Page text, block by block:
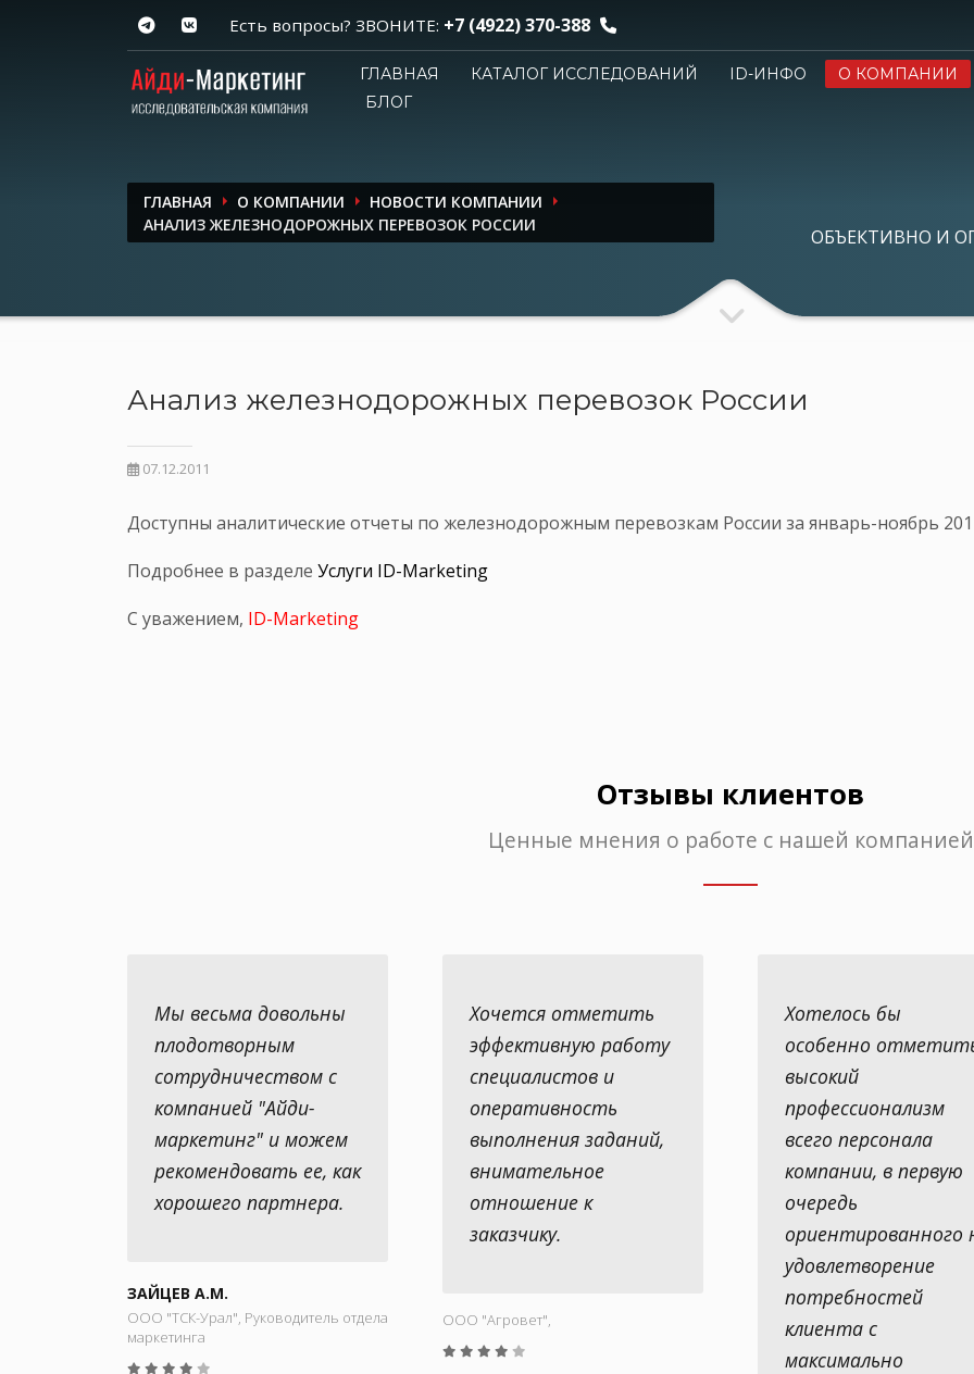
Есть вопросы? ЗВОНИТЕ: +7 (4922) 370-388
ГЛАВНАЯ КАТАЛОГ ИССЛЕДОВАНИЙ ID-ИНФО
О КОМПАНИИ
БЛОГ
ГЛАВНАЯ О КОМПАНИИ
НОВОСТИ КОМПАНИИ
АНАЛИЗ ЖЕЛЕЗНОДОРОЖНЫХ ПЕРЕВОЗОК РОССИИ
ОБЪЕКТИВНО И
Анализ железнодорожных перевозок России
07.12.2011
Доступны аналитические отчеты по железнодорожным перевозкам России за январь-ноябрь
Подробнее в разделе Услуги ID-Marketing
С уважением, ID-Marketing
Отзывы клиентов
Ценные мнения о работе с нашей компанией
Мы весьма довольны
плодотворным
сотрудничеством с
компанией "Айди-
маркетинг" и можем
рекомендовать ее, как
хорошего партнера.
ЗАЙЦЕВ А.М.
ООО "ТСК-Урал", Руководитель отдела
маркетинга
Хочется отметить
эффективную работу
специалистов и
оперативность
выполнения заданий,
внимательное
отношение к
заказчику.
ООО "Aгровет",
Хотелось бы
особенно
высокий
профессионализм
всего персонала
компании, в первую
очередь
ориентированного
удовлетворение
потребностей
клиента с
максимально